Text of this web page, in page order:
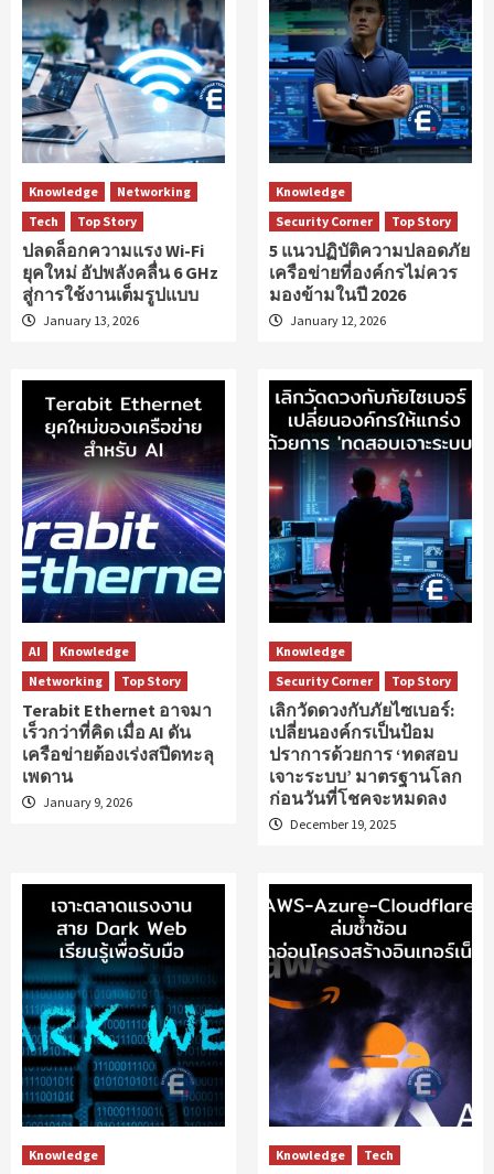
Knowledge
Networking
Tech
Top Story
ปลดล็อกความแรง Wi-Fi
ยุคใหม่ อัปพลังคลื่น 6 GHz
สู่การใช้งานเต็มรูปแบบ
January 13, 2026
Knowledge
Security Corner
Top Story
5 แนวปฏิบัติความปลอดภัย
เครือข่ายที่องค์กรไม่ควร
มองข้ามในปี 2026
January 12, 2026
AI
Knowledge
Networking
Top Story
Terabit Ethernet อาจมา
เร็วกว่าที่คิด เมื่อ AI ดัน
เครือข่ายต้องเร่งสปีดทะลุ
เพดาน
January 9, 2026
Knowledge
Security Corner
Top Story
เลิกวัดดวงกับภัยไซเบอร์:
เปลี่ยนองค์กรเป็นป้อม
ปราการด้วยการ ‘ทดสอบ
เจาะระบบ’ มาตรฐานโลก
ก่อนวันที่โชคจะหมดลง
December 19, 2025
Knowledge Knowledge Tech